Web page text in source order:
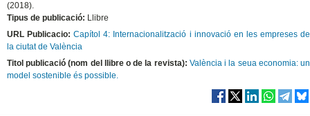
(2018).
Tipus de publicació: Llibre
URL Publicacio:Capítol 4: Internacionalització i innovació en les empreses de
la ciutat de València
Titol publicació (nom del llibre o de la revista): València i la seua economia: un
model sostenible és possible.